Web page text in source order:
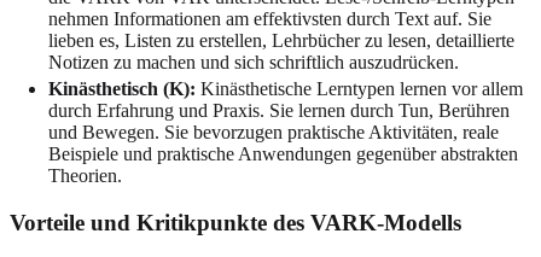
nehmen Informationen am effektivsten durch Text auf. Sie
lieben es, Listen zu erstellen, Lehrbücher zu lesen, detaillierte
Notizen zu machen und sich schriftlich auszudrücken.
Kinästhetisch (K): Kinästhetische Lerntypen lernen vor allem
durch Erfahrung und Praxis. Sie lernen durch Tun, Berühren
und Bewegen. Sie bevorzugen praktische Aktivitäten, reale
Beispiele und praktische Anwendungen gegenüber abstrakten
Theorien.
Vorteile und Kritikpunkte des VARK-Modells